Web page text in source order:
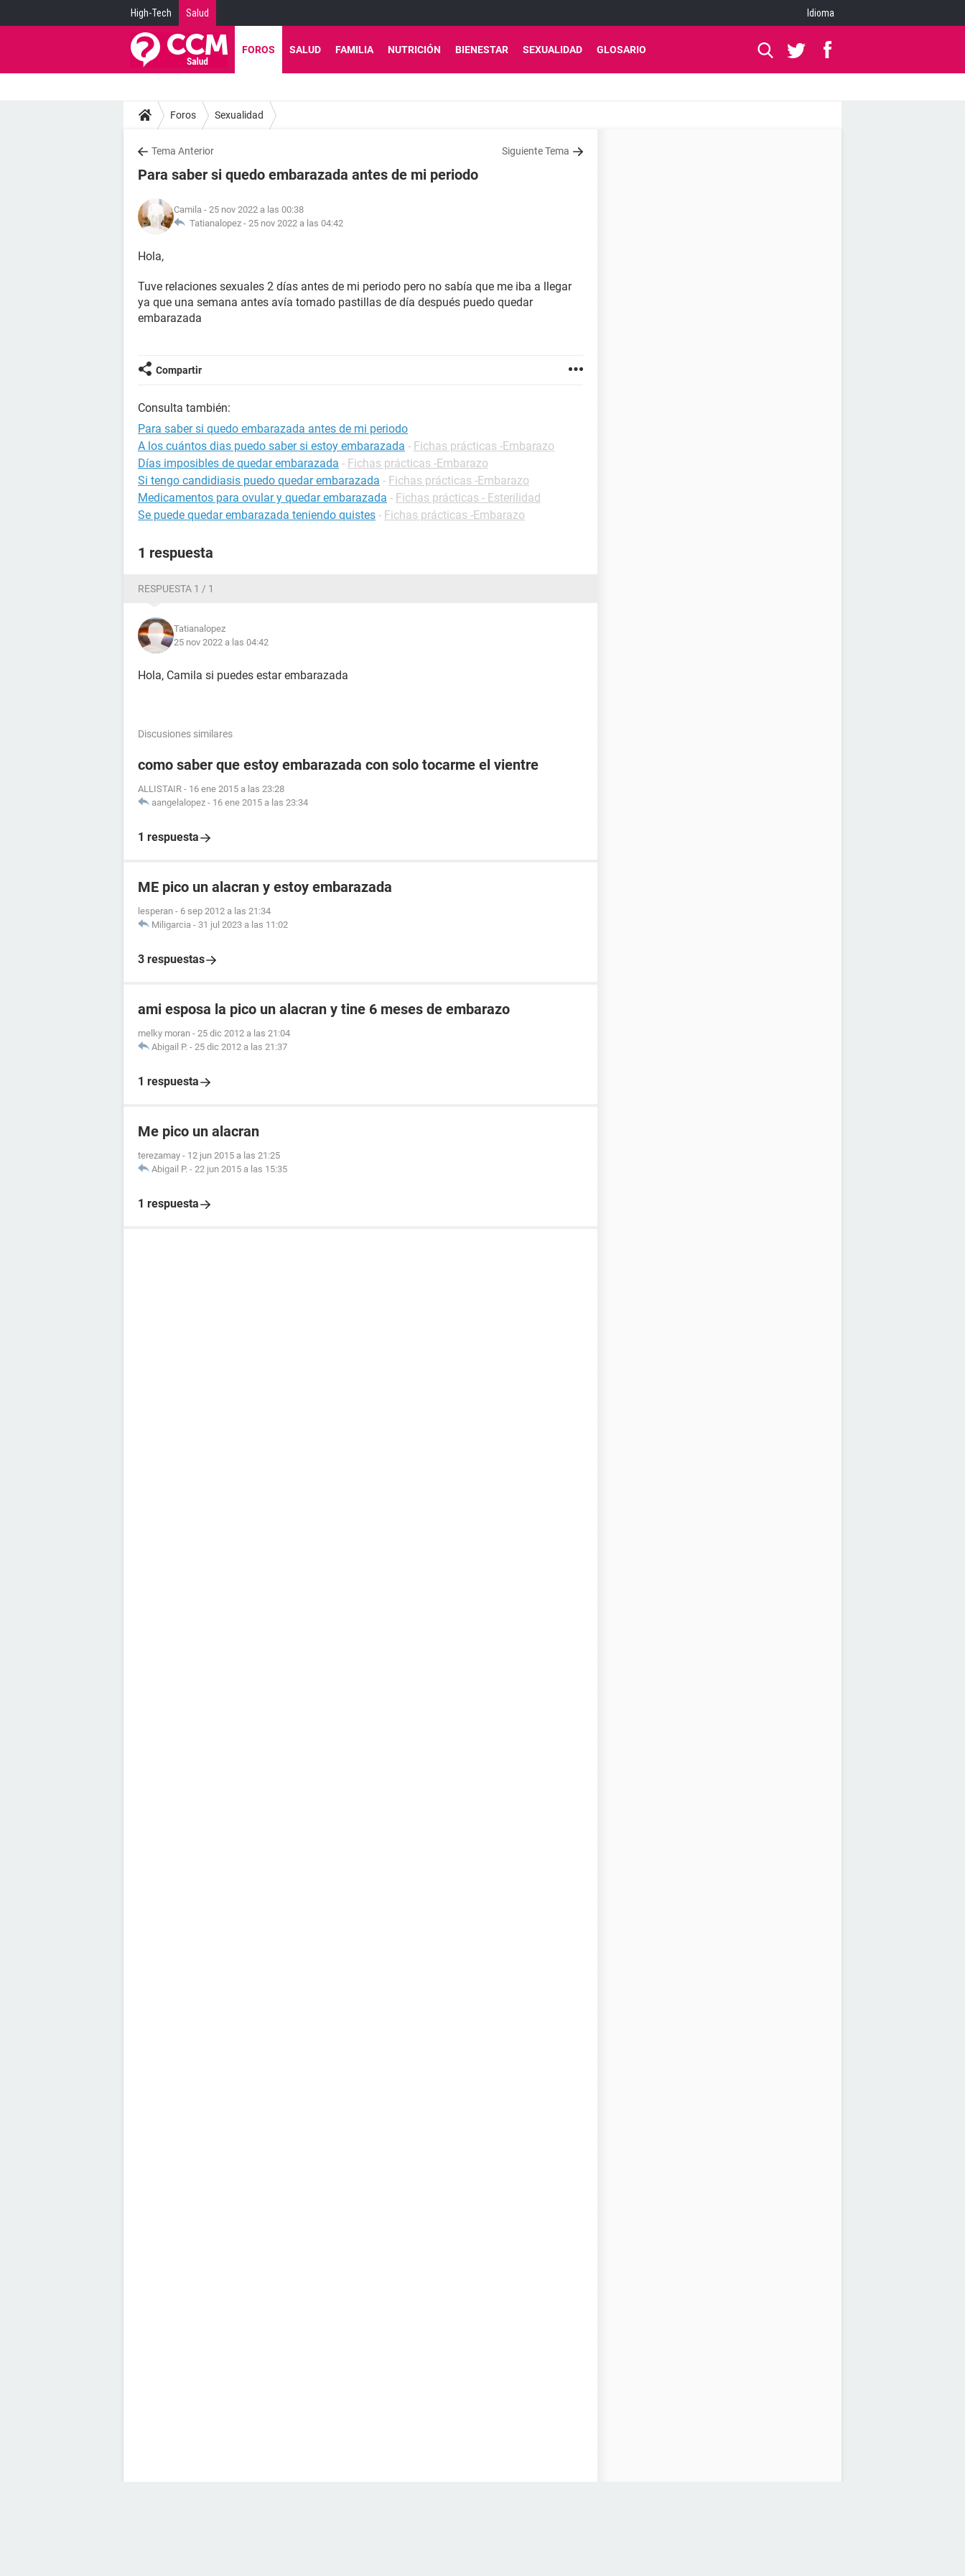
High-Tech Salud Idioma
FOROS SALUD FAMILIA NUTRICIÓN BIENESTAR SEXUALIDAD GLOSARIO
Foros Sexualidad
Tema Anterior Siguiente Tema
Para saber si quedo embarazada antes de mi periodo
Camila - 25 nov 2022 a las 00:38
Tatianalopez - 25 nov 2022 a las 04:42
Hola,
Tuve relaciones sexuales 2 días antes de mi periodo pero no sabía que me iba a llegar
ya que una semana antes avía tomado pastillas de día después puedo quedar
embarazada
Compartir
Consulta también:
Para saber si quedo embarazada antes de mi periodo
A los cuántos dias puedo saber si estoy embarazada - Fichas prácticas -Embarazo
Días imposibles de quedar embarazada - Fichas prácticas -Embarazo
Si tengo candidiasis puedo quedar embarazada - Fichas prácticas -Embarazo
Medicamentos para ovular y quedar embarazada - Fichas prácticas - Esterilidad
Se puede quedar embarazada teniendo quistes - Fichas prácticas -Embarazo
1 respuesta
RESPUESTA 1 / 1
Tatianalopez
25 nov 2022 a las 04:42
Hola, Camila si puedes estar embarazada
Discusiones similares
como saber que estoy embarazada con solo tocarme el vientre
ALLISTAIR - 16 ene 2015 a las 23:28
aangelalopez - 16 ene 2015 a las 23:34
1 respuesta
ME pico un alacran y estoy embarazada
lesperan - 6 sep 2012 a las 21:34
Miligarcia - 31 jul 2023 a las 11:02
3 respuestas
ami esposa la pico un alacran y tine 6 meses de embarazo
melky moran - 25 dic 2012 a las 21:04
Abigail P. - 25 dic 2012 a las 21:37
1 respuesta
Me pico un alacran
terezamay - 12 jun 2015 a las 21:25
Abigail P. - 22 jun 2015 a las 15:35
1 respuesta